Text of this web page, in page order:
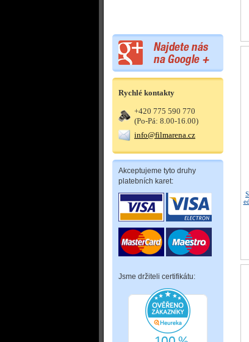
Rychlé kontakty
+420 775 590 770
(Po-Pá: 8.00-16.00)
info@filmarena.cz
Akceptujeme tyto druhy
platebních karet:
Jsme držiteli certifikátu: